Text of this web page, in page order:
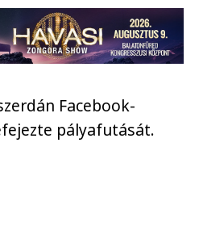
Facebook-
pályafutását.